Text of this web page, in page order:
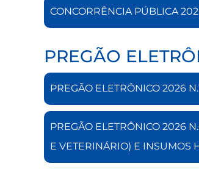
CONCORRÊNCIA PÚBLICA
PREGÃO
PREGÃO ELETRÔNICO 2026
PREGÃO ELETRÔNICO 2026
E VETERINÁRIO) E INSUMOS